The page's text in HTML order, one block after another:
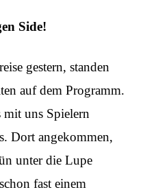
Side!
gestern, standen
auf dem Programm.
uns Spielern
Dort angekommen,
unter die Lupe
fast einem